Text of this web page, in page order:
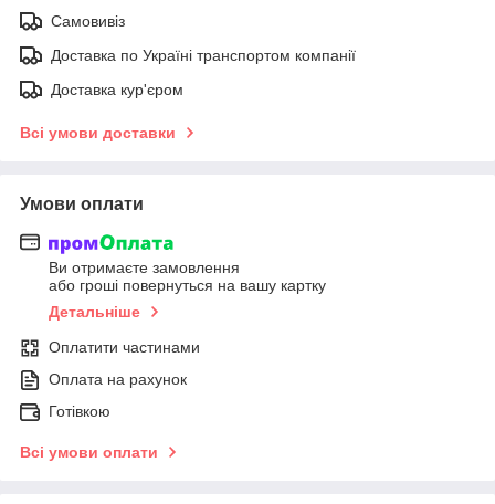
Самовивіз
Доставка по Україні транспортом компанії
Доставка кур'єром
Всі умови доставки
Умови оплати
Ви отримаєте замовлення
або гроші повернуться на вашу картку
Детальніше
Оплатити частинами
Оплата на рахунок
Готівкою
Всі умови оплати